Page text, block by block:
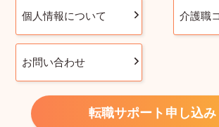
個人情報について 介護職
お問い合わせ
転職サポート申し込み